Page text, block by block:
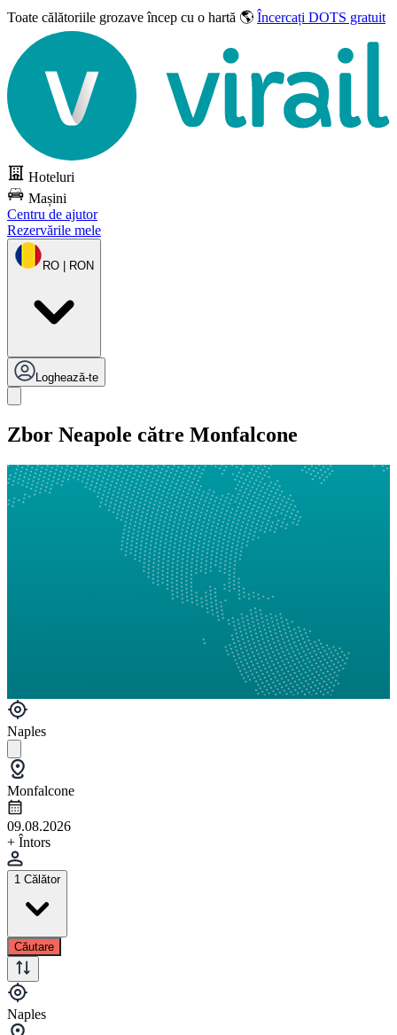
Toate călătoriile grozaveîncep cu o hartă 🌎 Încercați DOTS gratuit
Hoteluri
Mașini
Centru de ajutor
Rezervările mele
RO | RON
Loghează-te
Zbor Neapole către Monfalcone
Naples
Monfalcone
09.08.2026
+ Întors
1 Călător
Căutare
Naples